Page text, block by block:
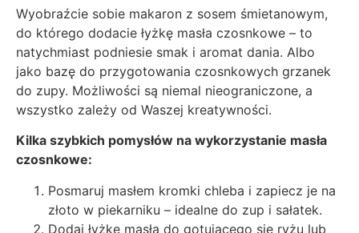
Wyobraźcie sobie makaron z sosem śmietanowym,
do którego dodacie łyżkę masła czosnkowe – to
natychmiast podniesie smak i aromat dania. Albo
jako bazę do przygotowania czosnkowych grzanek
do zupy. Możliwości są niemal nieograniczone, a
wszystko zależy od Waszej kreatywności.
Kilka szybkich pomysłów na wykorzystanie masła
czosnkowe:
Posmaruj masłem kromki chleba i zapiecz je na
złoto w piekarniku – idealne do zup i sałatek.
Dodaj łyżkę masła do gotującego się ryżu lub